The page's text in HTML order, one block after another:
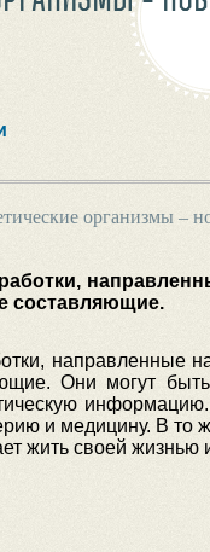
организмы –
составляющие.
направленные
Они могут
и медицину. В
жить своей